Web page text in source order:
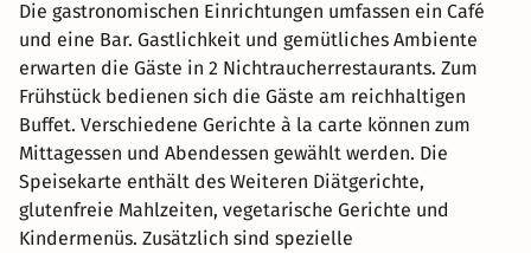
Die gastronomischen Einrichtungen umfassen ein Café
und eine Bar. Gastlichkeit und gemütliches Ambiente
erwarten die Gäste in 2 Nichtraucherrestaurants. Zum
Frühstück bedienen sich die Gäste am reichhaltigen
Buffet. Verschiedene Gerichte à la carte können zum
Mittagessen und Abendessen gewählt werden. Die
Speisekarte enthält des Weiteren Diätgerichte,
glutenfreie Mahlzeiten, vegetarische Gerichte und
Kindermenüs. Zusätzlich sind spezielle